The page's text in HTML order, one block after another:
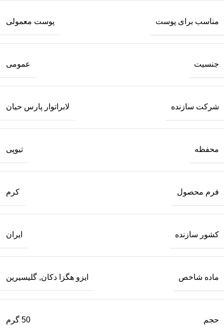
مناسب برای پوست پوست معمولی
جنسیت عمومی
شرکت سازنده لابراتوار پارس حیان
محفظه تیوپی
فرم محصول کرم
کشور سازنده ایران
ماده شاخص ایزو هگزا دکان, گلیسیرین
حجم 50 گرم